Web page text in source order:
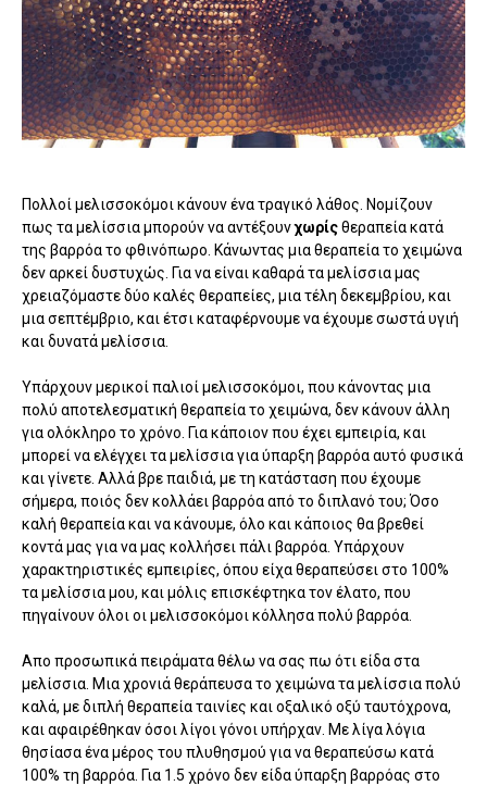
Πολλοί μελισσοκόμοι κάνουν ένα τραγικό λάθος. Νομίζουν
πως τα μελίσσια μπορούν να αντέξουνχωρίςθεραπεία κατά
της βαρρόα το φθινόπωρο. Κάνωντας μια θεραπεία το χειμώνα
δεν αρκεί δυστυχώς. Για να είναι καθαρά τα μελίσσια μας
χρειαζόμαστε δύο καλές θεραπείες, μια τέλη δεκεμβρίου, και
μια σεπτέμβριο, και έτσι καταφέρνουμε να έχουμε σωστά υγιή
και δυνατά μελίσσια.
Υπάρχουν μερικοί παλιοί μελισσοκόμοι, που κάνοντας μια
πολύ αποτελεσματική θεραπεία το χειμώνα, δεν κάνουν άλλη
για ολόκληρο το χρόνο. Για κάποιον που έχει εμπειρία, και
μπορεί να ελέγχει τα μελίσσια για ύπαρξη βαρρόα αυτό φυσικά
και γίνετε. Αλλά βρε παιδιά, με τη κατάσταση που έχουμε
σήμερα, ποιός δεν κολλάει βαρρόα από το διπλανό του; Όσο
καλή θεραπεία και να κάνουμε, όλο και κάποιος θα βρεθεί
κοντά μας για να μας κολλήσει πάλι βαρρόα. Υπάρχουν
χαρακτηριστικές εμπειρίες, όπου είχα θεραπεύσει στο 100%
τα μελίσσια μου, και μόλις επισκέφτηκα τον έλατο, που
πηγαίνουν όλοι οι μελισσοκόμοι κόλλησα πολύ βαρρόα.
Απο προσωπικά πειράματα θέλω να σας πω ότι είδα στα
μελίσσια. Μια χρονιά θεράπευσα το χειμώνα τα μελίσσια πολύ
καλά, με διπλή θεραπεία ταινίες και οξαλικό οξύ ταυτόχρονα,
και αφαιρέθηκαν όσοι λίγοι γόνοι υπήρχαν. Με λίγα λόγια
θησίασα ένα μέρος του πλυθησμού για να θεραπεύσω κατά
100% τη βαρρόα. Για 1.5 χρόνο δεν είδα ύπαρξη βαρρόας στο